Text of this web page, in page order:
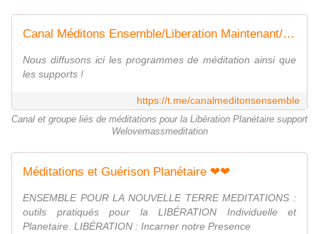
Canal Méditons Ensemble/Liberation Maintenant/Guérison Planétaire
Nous diffusons ici les programmes de méditation ainsi que
les supports !
https://t.me/canalmeditonsensemble
Canal et groupe liés de méditations pour la Libération Planétaire support
Welovemassmeditation
Méditations et Guérison Planétaire ❤❤
ENSEMBLE POUR LA NOUVELLE TERRE MEDITATIONS :
outils pratiqués pour la LIBÉRATION Individuelle et
Planetaire. LIBÉRATION : Incarner notre Presence